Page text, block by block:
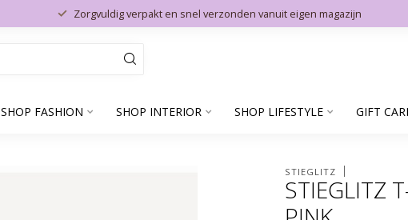
Zorgvuldig verpakt en snel verzonden vanuit eigen magazijn
SHOP FASHION SHOP INTERIOR SHOP LIFESTYLE GIFT
STIEGLITZ
STIEGLITZ